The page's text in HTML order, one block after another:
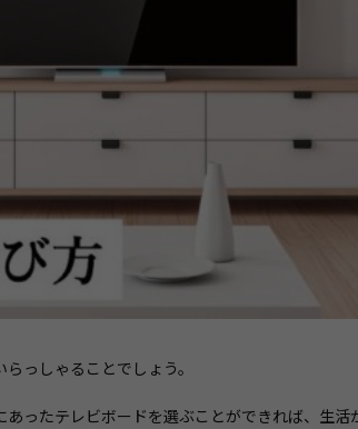
っしゃることでしょう。
ったテレビボードを選ぶことができれば、生